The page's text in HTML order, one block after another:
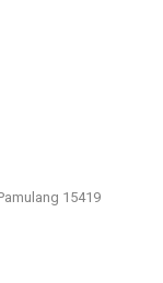
15419